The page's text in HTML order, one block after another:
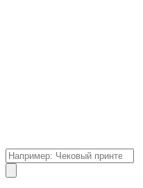
Поиск
товаров